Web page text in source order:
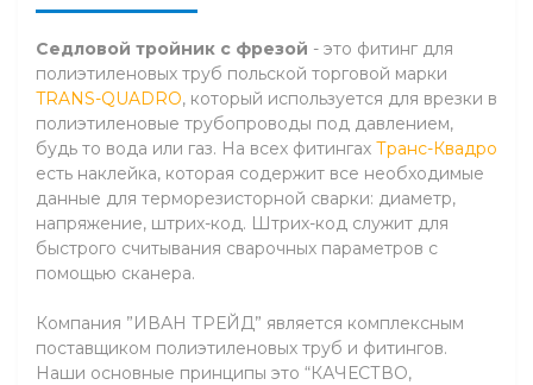
Седловой тройник с фрезой - это фитинг для
полиэтиленовых труб польской торговой марки
TRANS-QUADRO, который используется для врезки в
полиэтиленовые трубопроводы под давлением,
будь то вода или газ. На всех фитингах Транс-Квадро
есть наклейка, которая содержит все необходимые
данные для терморезисторной сварки: диаметр,
напряжение, штрих-код. Штрих-код служит для
быстрого считывания сварочных параметров с
помощью сканера.
Компания ”ИВАН ТРЕЙД” является комплексным
поставщиком полиэтиленовых труб и фитингов.
Наши основные принципы это “КАЧЕСТВО,